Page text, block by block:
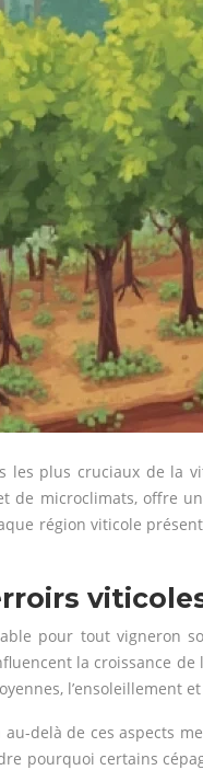
les plus cruciaux de
de microclimats, offre
région viticole
pour tout
la croissance
l’ensoleillement
delà de ces aspects
pourquoi certains